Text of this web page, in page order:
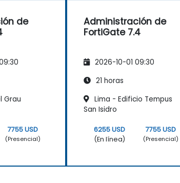
de
Grau
7755 USD
(Presencial)
Administración de
FortiGate 7.4
2026-10-01 09:30
21 horas
Lima - Edificio Tempus
San Isidro
6255 USD
(En línea)
7755 USD
(Presencial)